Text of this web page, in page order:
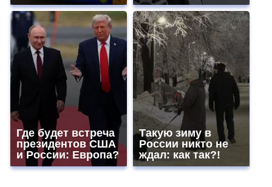
Где будет встреча
президентов США
и России: Европа?
Такую зиму в
России никто не
ждал: как так?!